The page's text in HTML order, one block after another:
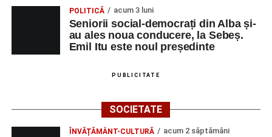
POLITICĂ acum 3 luni
Seniorii social-democrați din Alba și-
au ales noua conducere, la Sebeș.
Emil Itu este noul președinte
PUBLICITATE
SOCIETATE
ÎNVĂȚĂMÂNT-CULTURĂ acum 2 săptămâni